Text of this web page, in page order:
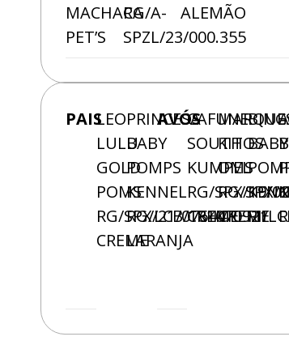
MACHACA
PET’S
RG/A-
SPZL/23/000.355
ALEMÃO
PAISLEO
LULU
GOLD
POMS
RG/SPX/21/07644
CREME
PRINCESA
BABY
POMPS
KENNEL
RG/LCB/181070921
LARANJA
AVÓSCAFUNE
SOUTH
KUMPEL
RG/SPX/19/
CREME
KITOS
OMS
RG/SPX/
CREME
BABY
RI/